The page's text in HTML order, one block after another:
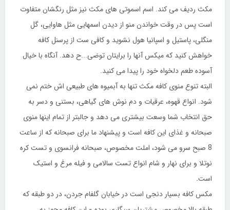
مکث ردیف می کند. اسم اسموتی های مکث نیز مثل رنگشان متفاوت
است پس در وقت خواندن منو از دیدن اسمهایی مثل هاوایی، گل
منگلی، پاستیل و اسپانیا هول نشوید و کافی ست از پرسنل کافه
خواهش کنید که میکس آنها را برایتان توضی...ح دهد. آنگاه با خیال
آسوده طعم دلخواه خود را پیدا می کنید.
البته تنوع منوی کافه مکث تنها به آبمیوه های طبیعی اش ختم نمی
شود. انواع قهوه، عرقیات و دم نوش های گیاهی، بستنی و دسر به
حق انتخاب شما وسعت بیشتری می دهد و جالبتر از تمام اینها منوی
صبحانه و غذای این کافه است و پیشنهاد ما برای صبحانه که از ساعت
8 صبح سرو می شود، املت مخصوص، صبحانه فرانسوی و تست کره
نوتلا و برای نهار و شام انواع تست سالامی و فیله مرغ و استیک
است.
مکس کافه بسیار دنجی است در خیابان گلفام جردن، در دو طبقه که